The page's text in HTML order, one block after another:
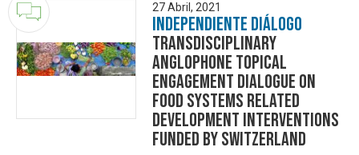
27 Abril, 2021
Independiente Diálogo
Transdisciplinary
Anglophone Topical
Engagement Dialogue on
Food Systems related
development interventions
funded by Switzerland